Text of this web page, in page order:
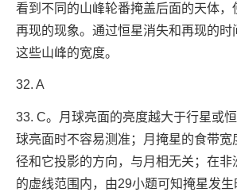
看到不同的山峰轮番掩盖后面的天体，
再现的现象。通过恒星消失和再现的时
这些山峰的宽度。
32. A
33. C。月球亮面的亮度越大于行星或
球亮面时不容易测准；月掩星的食带宽
径和它投影的方向，与月相无关；在非
的虚线范围内，由29小题可知掩星发